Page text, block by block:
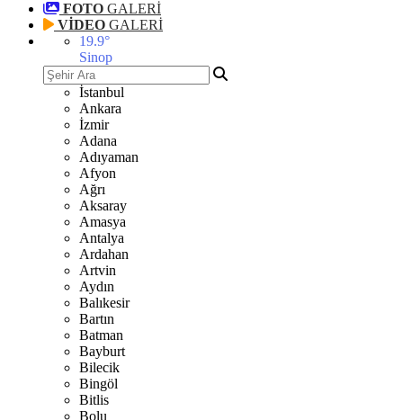
FOTO GALERİ
VİDEO GALERİ
19.9°
Sinop
İstanbul
Ankara
İzmir
Adana
Adıyaman
Afyon
Ağrı
Aksaray
Amasya
Antalya
Ardahan
Artvin
Aydın
Balıkesir
Bartın
Batman
Bayburt
Bilecik
Bingöl
Bitlis
Bolu